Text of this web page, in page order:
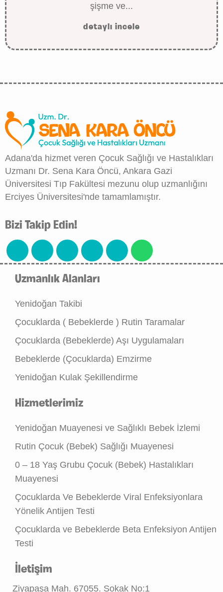
şişme ve...
detaylı incele
Adana'da hizmet veren Çocuk Sağlığı ve Hastalıkları
Uzmanı Dr. Sena Kara Öncü, Ankara Gazi
Üniversitesi Tıp Fakültesi mezunu olup uzmanlığını
Erciyes Üniversitesi'nde tamamlamıştır.
Bizi Takip Edin!
Uzmanlık Alanları
Yenidoğan Takibi
Çocuklarda ( Bebeklerde ) Rutin Taramalar
Çocuklarda (Bebeklerde) Aşı Uygulamaları
Bebeklerde (Çocuklarda) Emzirme
Yenidoğan Kulak Şekillendirme
Hizmetlerimiz
Yenidoğan Muayenesi ve Sağlıklı Bebek İzlemi
Rutin Çocuk (Bebek) Sağlığı Muayenesi
0 – 18 Yaş Grubu Çocuk (Bebek) Hastalıkları
Muayenesi
Çocuklarda Ve Bebeklerde Viral Enfeksiyonlara
Yönelik Antijen Testi
Çocuklarda ve Bebeklerde Beta Enfeksiyon Antijen
Testi
İletişim
Ziyapaşa Mah. 67055. Sokak No:1